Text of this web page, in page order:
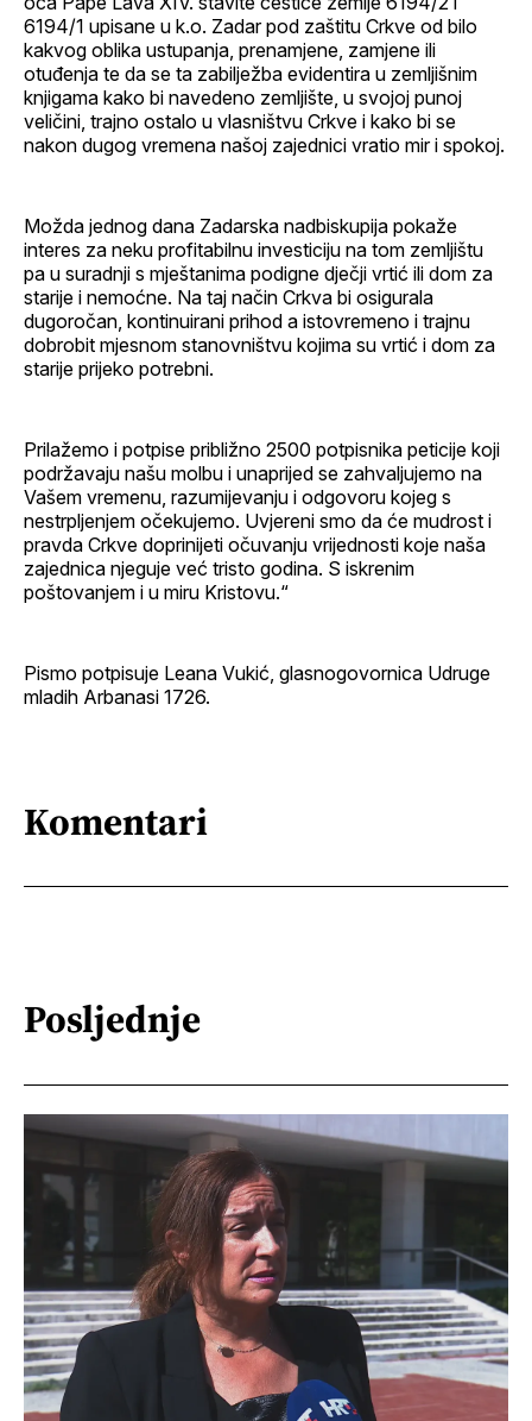
6194/1 upisane u k.o. Zadar pod zaštitu Crkve od bilo
kakvog oblika ustupanja, prenamjene, zamjene ili
otuđenja te da se ta zabilježba evidentira u zemljišnim
knjigama kako bi navedeno zemljište, u svojoj punoj
veličini, trajno ostalo u vlasništvu Crkve i kako bi se
nakon dugog vremena našoj zajednici vratio mir i spokoj.
Možda jednog dana Zadarska nadbiskupija pokaže
interes za neku profitabilnu investiciju na tom zemljištu
pa u suradnji s mještanima podigne dječji vrtić ili dom za
starije i nemoćne. Na taj način Crkva bi osigurala
dugoročan, kontinuirani prihod a istovremeno i trajnu
dobrobit mjesnom stanovništvu kojima su vrtić i dom za
starije prijeko potrebni.
Prilažemo i potpise približno 2500 potpisnika peticije koji
podržavaju našu molbu i unaprijed se zahvaljujemo na
Vašem vremenu, razumijevanju i odgovoru kojeg s
nestrpljenjem očekujemo. Uvjereni smo da će mudrost i
pravda Crkve doprinijeti očuvanju vrijednosti koje naša
zajednica njeguje već tristo godina. S iskrenim
poštovanjem i u miru Kristovu.“
Pismo potpisuje Leana Vukić, glasnogovornica Udruge
mladih Arbanasi 1726.
Komentari
Posljednje